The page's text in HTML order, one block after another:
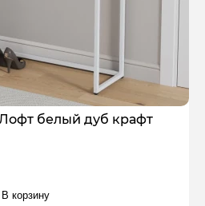
белый дуб крафт
В корзину